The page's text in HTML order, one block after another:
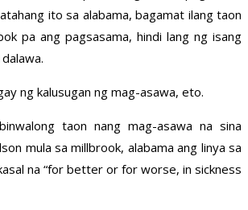
ito sa alabama, bagamat ilang taon
pa ang pagsasama, hindi lang ng isang
ng kalusugan ng mag-asawa, eto.
taon nang mag-asawa na sina
mula sa millbrook, alabama ang linya sa
na “for better or for worse, in sickness